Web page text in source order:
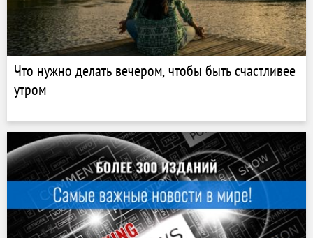
Что нужно делать вечером, чтобы быть счастливее
утром